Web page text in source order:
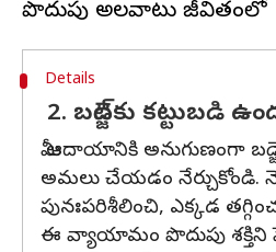
Details
2. బడ్జెట్‌కు కట్టుబడి
మీ ఆదాయానికి అనుగుణంగా
అమలు చేయడం నేర్చుకోండి.
పునఃపరిశీలించి, ఎక్కడ
ఈ వ్యాయామం పొదుపు శక్తిని